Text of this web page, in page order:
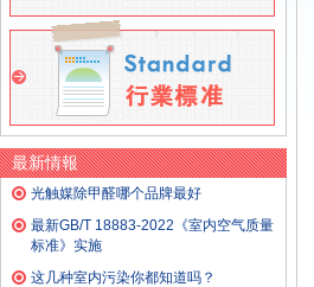
最新情報
光触媒除甲醛哪个品牌最好
最新GB/T 18883-2022《室内空气质量
标准》实施
这几种室内污染你都知道吗？